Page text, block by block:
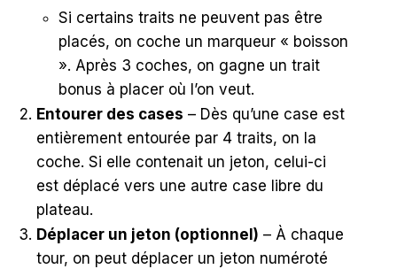
Si certains traits ne peuvent pas être
placés, on coche un marqueur « boisson
». Après 3 coches, on gagne un trait
bonus à placer où l’on veut.
Entourer des cases – Dès qu’une case est
entièrement entourée par 4 traits, on la
coche. Si elle contenait un jeton, celui-ci
est déplacé vers une autre case libre du
plateau.
Déplacer un jeton (optionnel) – À chaque
tour, on peut déplacer un jeton numéroté